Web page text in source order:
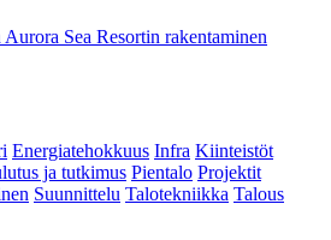
Sea Resortin rakentaminen
Energiatehokkuus Infra Kiinteistöt
ja tutkimus Pientalo Projektit
Suunnittelu Talotekniikka Talous